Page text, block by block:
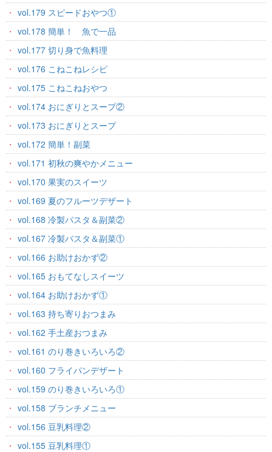
vol.179 スピードおやつ①
vol.178 簡単！ 魚で一品
vol.177 切り身で魚料理
vol.176 こねこねレシピ
vol.175 こねこねおやつ
vol.174 おにぎりとスープ②
vol.173 おにぎりとスープ
vol.172 簡単！副菜
vol.171 初秋の爽やかメニュー
vol.170 果実のスイーツ
vol.169 夏のフルーツデザート
vol.168 冷製パスタ＆副菜②
vol.167 冷製パスタ＆副菜①
vol.166 お助けおかず②
vol.165 おもてなしスイーツ
vol.164 お助けおかず①
vol.163 持ち寄りおつまみ
vol.162 手土産おつまみ
vol.161 のり巻きいろいろ②
vol.160 フライパンデザート
vol.159 のり巻きいろいろ①
vol.158 ブランチメニュー
vol.156 豆乳料理②
vol.155 豆乳料理①